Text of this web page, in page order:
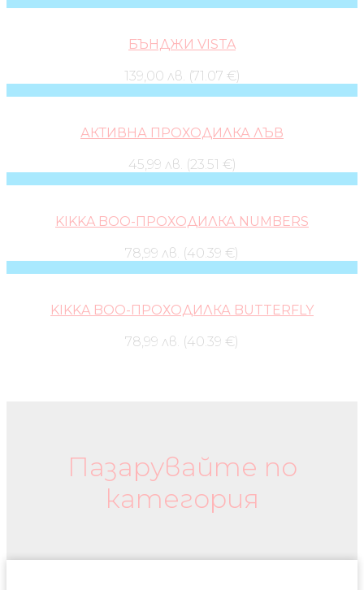
БЪНДЖИ VISTA
139,00 лв. (71.07 €)
АКТИВНА ПРОХОДИЛКА ЛЪВ
45,99 лв. (23.51 €)
KIKKA BOO-ПРОХОДИЛКА NUMBERS
78,99 лв. (40.39 €)
KIKKA BOO-ПРОХОДИЛКА BUTTERFLY
78,99 лв. (40.39 €)
Пазарувайте по
категория